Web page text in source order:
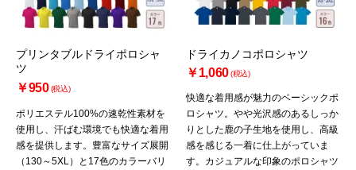
プリンタブルドライポロシャ
ツ
￥950 (税込)
ポリエステル100%の速乾性素材を
使用し、汗ばむ環境でも快適な着用
感を提供します。豊富なサイズ展開
（130～5XL）と17色のカラーバリ
ドライカノコポロシャツ
￥1,060(税込)
快適な着用感が魅力のベーシックポ
ロシャツ。やや光沢感のあるしっか
りとした鹿の子生地を使用し、高級
感を感じる一着に仕上がっていま
す。カジュアルな印象のポロシャツ